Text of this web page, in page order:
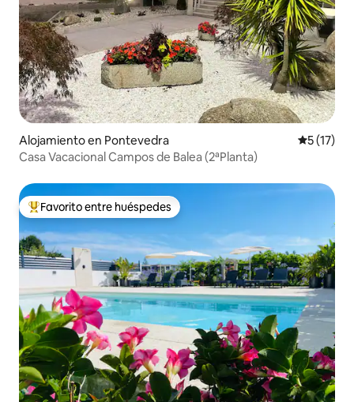
Alojamiento en Pontevedra
5 (17)
Casa Vacacional Campos de Balea (2ªPlanta)
Favorito entre huéspedes preferido
Favorito entre huéspedes